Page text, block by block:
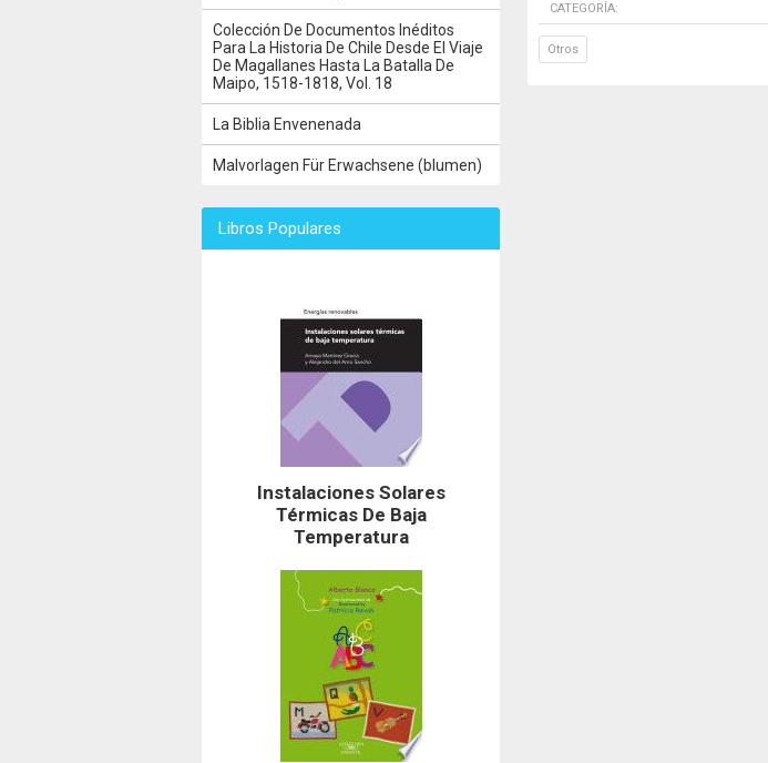
CATEGORÍA:
Otros
Colección De Documentos Inéditos
Para La Historia De Chile Desde El Viaje
De Magallanes Hasta La Batalla De
Maipo, 1518-1818, Vol. 18
La Biblia Envenenada
Malvorlagen Für Erwachsene (blumen)
Libros Populares
Instalaciones Solares
Térmicas De Baja
Temperatura